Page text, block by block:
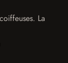
La